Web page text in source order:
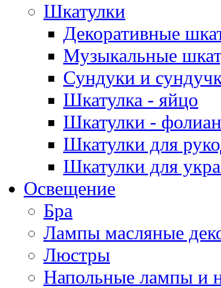
Шкатулки
Декоративные
Музыкальные
Сундуки и
Шкатулка - яйцо
Шкатулки -
Шкатулки для
Шкатулки для
Освещение
Бра
Лампы масляные
Люстры
Напольные лампы и